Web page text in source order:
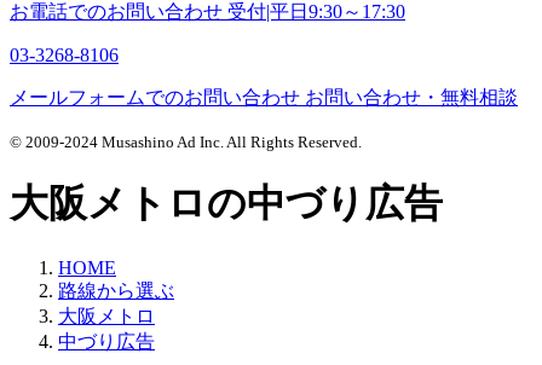
お電話でのお問い合わせ 受付|平日9:30～17:30
03-3268-8106
メールフォームでのお問い合わせ お問い合わせ・無料相談
© 2009-2024 Musashino Ad Inc. All Rights Reserved.
大阪メトロの中づり広告
HOME
路線から選ぶ
大阪メトロ
中づり広告